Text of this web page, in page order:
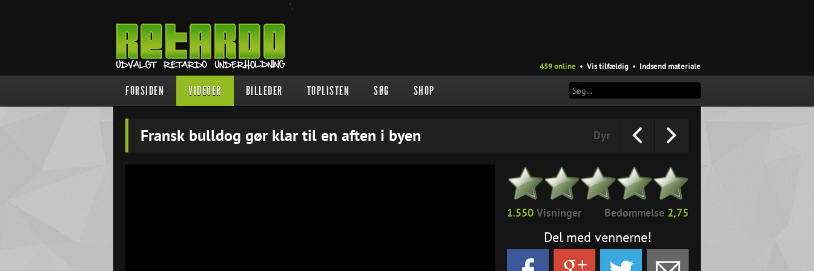
";
459 online • Vis tilfældig • Indsend materiale
FORSIDEN VIDEOER BILLEDER TOPLISTEN SØG SHOP
Fransk bulldog gør klar til en aften i byen Dyr
1.550 Visninger Bedømmelse 2,75
Del med vennerne!